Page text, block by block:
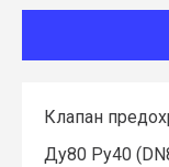
Клапан
Ду80 Ру40